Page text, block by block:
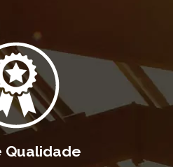
Qualidade